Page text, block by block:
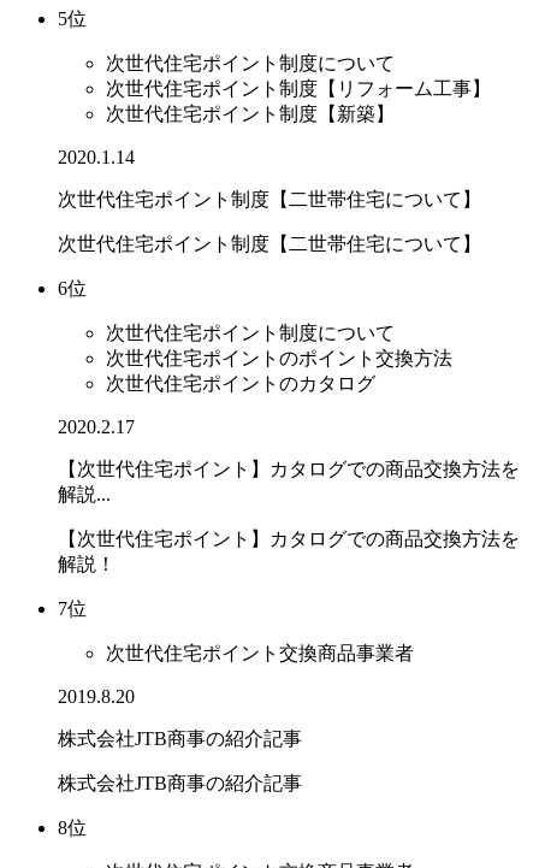
5位
次世代住宅ポイント制度について
次世代住宅ポイント制度【リフォーム工事】
次世代住宅ポイント制度【新築】
2020.1.14
次世代住宅ポイント制度【二世帯住宅について】
次世代住宅ポイント制度【二世帯住宅について】
6位
次世代住宅ポイント制度について
次世代住宅ポイントのポイント交換方法
次世代住宅ポイントのカタログ
2020.2.17
【次世代住宅ポイント】カタログでの商品交換方法を
解説...
【次世代住宅ポイント】カタログでの商品交換方法を
解説！
7位
次世代住宅ポイント交換商品事業者
2019.8.20
株式会社JTB商事の紹介記事
株式会社JTB商事の紹介記事
8位